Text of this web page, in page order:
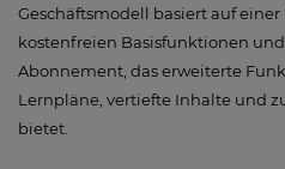
Geschäftsmodell basiert auf
kostenfreien Basisfunktionen
Abonnement, das erweiterte
Lernpläne, vertiefte Inhalte und
bietet.